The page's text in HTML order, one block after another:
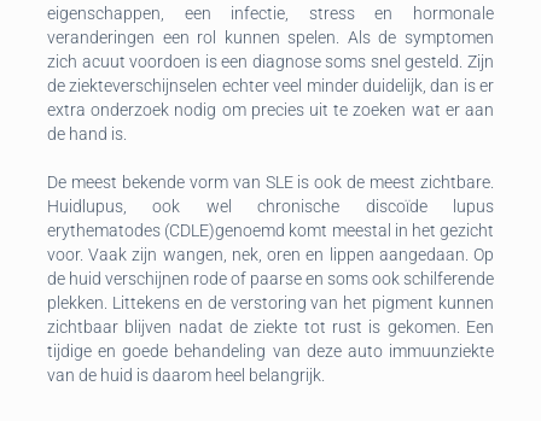
eigenschappen, een infectie, stress en hormonale
veranderingen een rol kunnen spelen. Als de symptomen
zich acuut voordoen is een diagnose soms snel gesteld. Zijn
de ziekteverschijnselen echter veel minder duidelijk, dan is er
extra onderzoek nodig om precies uit te zoeken wat er aan
de hand is.
De meest bekende vorm van SLE is ook de meest zichtbare.
Huidlupus, ook wel chronische discoïde lupus
erythematodes (CDLE)genoemd komt meestal in het gezicht
voor. Vaak zijn wangen, nek, oren en lippen aangedaan. Op
de huid verschijnen rode of paarse en soms ook schilferende
plekken. Littekens en de verstoring van het pigment kunnen
zichtbaar blijven nadat de ziekte tot rust is gekomen. Een
tijdige en goede behandeling van deze auto immuunziekte
van de huid is daarom heel belangrijk.